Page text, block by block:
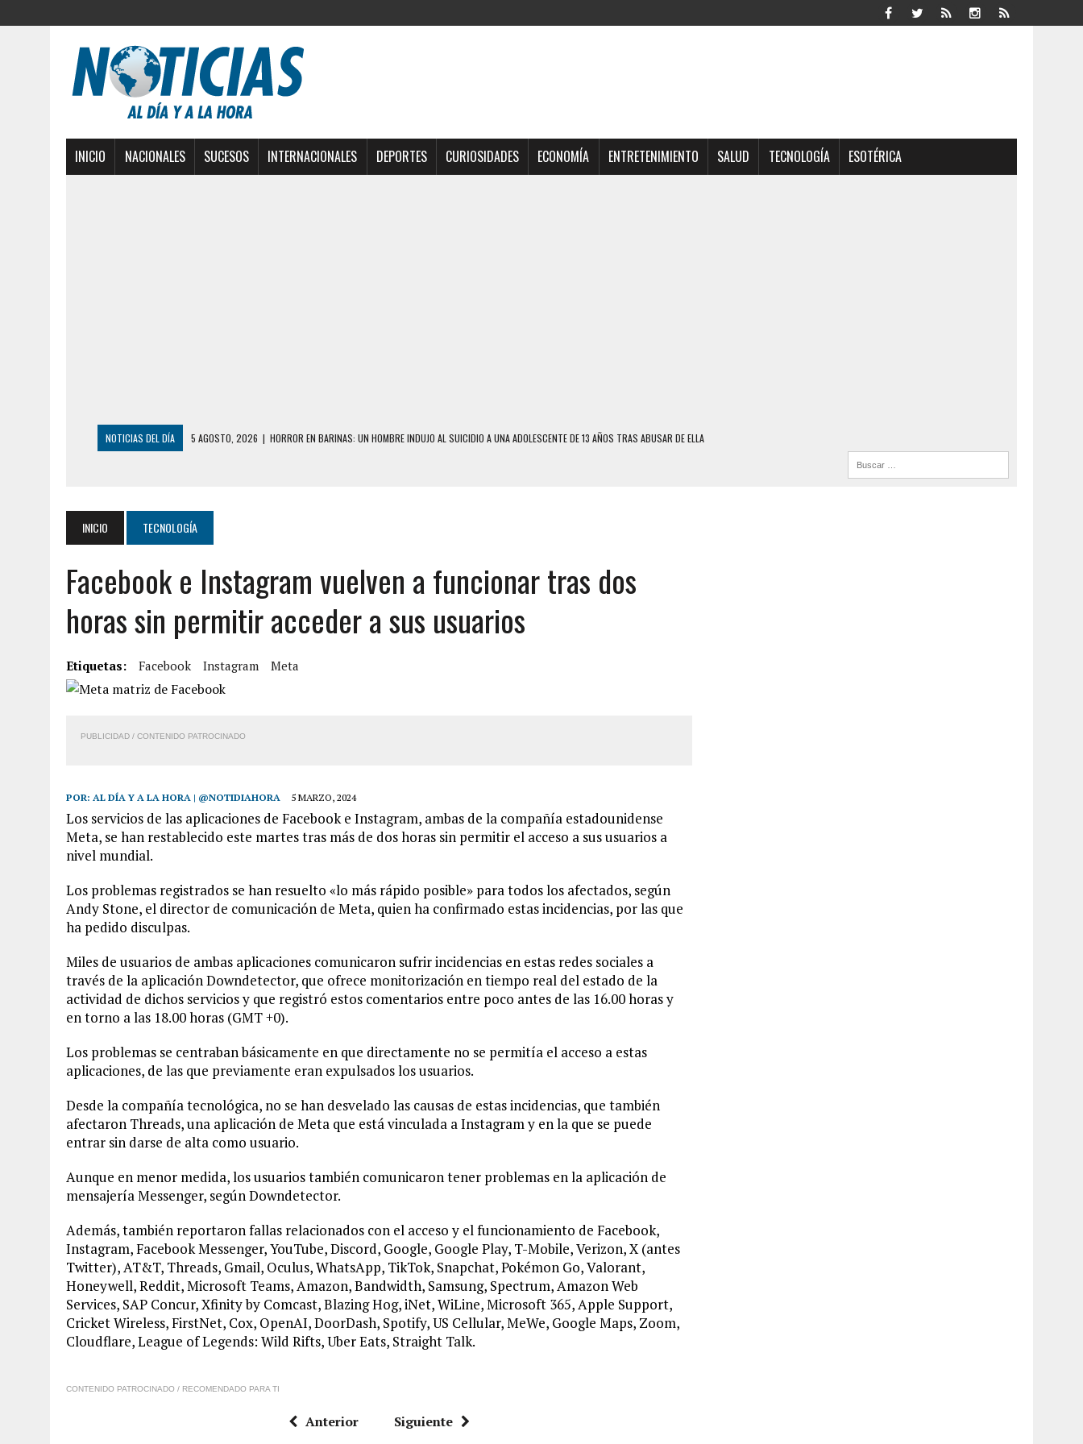
INICIO NACIONALES SUCESOS INTERNACIONALES DEPORTES CURIOSIDADES ECONOMÍA ENTRETENIMIENTO SALUD TECNOLOGÍA ESOTÉRICA
NOTICIAS DEL DÍA 5 AGOSTO, 2026 | HORROR EN BARINAS: UN HOMBRE INDUJO AL SUICIDIO A UNA ADOLESCENTE DE 13 AÑOS TRAS ABUSAR DE ELLA
YARACUY: INTENTÓ DESCONECTAR SU NEVERA MIENTRAS LA CASA SE INUNDABA
2 AGOSTO, 2026 | AYUDABA A PERSONAS EN SITUACIÓN DE CALLE Y MURIÓ A MANOS DE VARIOS DE ELLOS EN MATURÍN
2 AGOSTO, 2026
COLAPSÓ TECHO DE UNA VIVIENDA EN EL CENTRO DE CARACAS CON MÁS DE 20 PERSONAS ADENTRO
2 AGOSTO, 2026
FALCÓN: MUJER ATACÓ CON UN CUCHILLO A SUS HIJOS, UNO PERDIÓ LA VIDA
6 AGOSTO, 2026
MISTERIOSA MUERTE DE MODELO EN MONAGAS: HALLARON EL CUERPO DENTRO DE SU CASA
CONMOCIÓN EN COLORADO POR ASESINATO DE UNA ADOLESCENTE VENEZOLANA EN REUNIÓN CON AMIGOS
INICIO TECNOLOGÍA
Facebook e Instagram vuelven a funcionar tras dos
horas sin permitir acceder a sus usuarios
Etiquetas: Facebook Instagram Meta
PUBLICIDAD / CONTENIDO PATROCINADO
POR: AL DÍA Y A LA HORA | @NOTIDIAHORA 5 MARZO, 2024
Los servicios de las aplicaciones de Facebook e Instagram, ambas de la compañía estadounidense
Meta, se han restablecido este martes tras más de dos horas sin permitir el acceso a sus usuarios a
nivel mundial.
Los problemas registrados se han resuelto «lo más rápido posible» para todos los afectados, según
Andy Stone, el director de comunicación de Meta, quien ha confirmado estas incidencias, por las que
ha pedido disculpas.
Miles de usuarios de ambas aplicaciones comunicaron sufrir incidencias en estas redes sociales a
través de la aplicación Downdetector, que ofrece monitorización en tiempo real del estado de la
actividad de dichos servicios y que registró estos comentarios entre poco antes de las 16.00 horas y
en torno a las 18.00 horas (GMT +0).
Los problemas se centraban básicamente en que directamente no se permitía el acceso a estas
aplicaciones, de las que previamente eran expulsados los usuarios.
Desde la compañía tecnológica, no se han desvelado las causas de estas incidencias, que también
afectaron Threads, una aplicación de Meta que está vinculada a Instagram y en la que se puede
entrar sin darse de alta como usuario.
Aunque en menor medida, los usuarios también comunicaron tener problemas en la aplicación de
mensajería Messenger, según Downdetector.
Además, también reportaron fallas relacionados con el acceso y el funcionamiento de Facebook,
Instagram, Facebook Messenger, YouTube, Discord, Google, Google Play, T-Mobile, Verizon, X (antes
Twitter), AT&T, Threads, Gmail, Oculus, WhatsApp, TikTok, Snapchat, Pokémon Go, Valorant,
Honeywell, Reddit, Microsoft Teams, Amazon, Bandwidth, Samsung, Spectrum, Amazon Web
Services, SAP Concur, Xfinity by Comcast, Blazing Hog, iNet, WiLine, Microsoft 365, Apple Support,
Cricket Wireless, FirstNet, Cox, OpenAI, DoorDash, Spotify, US Cellular, MeWe, Google Maps, Zoom,
Cloudflare, League of Legends: Wild Rifts, Uber Eats, Straight Talk.
CONTENIDO PATROCINADO / RECOMENDADO PARA TI
Anterior Siguiente